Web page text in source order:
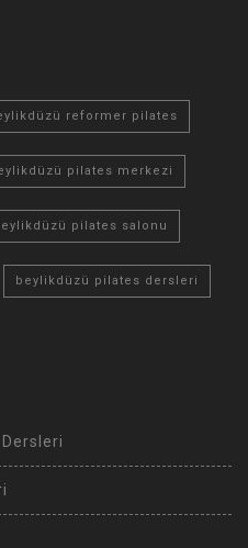
reformer pilates
pilates merkezi
pilates salonu
beylikdüzü pilates dersleri